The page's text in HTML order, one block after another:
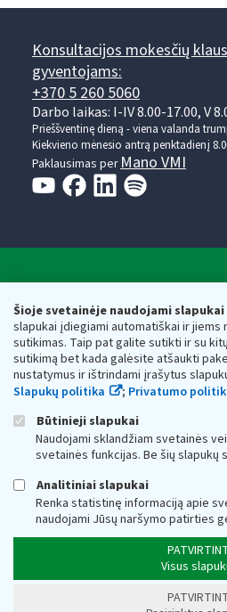
Šioje svetainėje naudojami slapukai
slapukai įdiegiami automatiškai ir jiems
sutikimas. Taip pat galite sutikti ir su
sutikimą bet kada galėsite atšaukti
nustatymus ir ištrindami įrašytus
Slapukų politika
; Privatumo
Būtinieji slapukai
Naudojami sklandžiam svetainės
svetainės funkcijas. Be šių slapukų
Analitiniai slapukai
Renka statistinę informaciją apie
naudojami Jūsų naršymo patirties
Visus
Konsultacijos mokesčių
gyventojams:
+370 5 260 5060
Darbo laikas: I-IV 8.00-17.00, V
Prieššventinę dieną - viena valanda
Kiekvieno mėnesio antrą penktadienį
Paklausimas per Mano VMI
Respublikos finansų
Biudžetinė įstaiga. Juridinio asmens
adresas: Vasario 16-osios g. 14, 01107
vmi@vmi.lt, E. pristatymo dėžutės
Duomenys apie Valstybinę mokesčių
Respublikos finansų ministerijos